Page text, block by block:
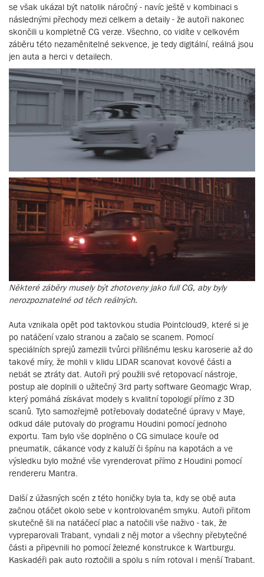
se však ukázal být natolik náročný - navíc ještě v kombinaci s
následnými přechody mezi celkem a detaily - že autoři nakonec
skončili u kompletně CG verze. Všechno, co vidíte v celkovém
záběru této nezaměnitelné sekvence, je tedy digitální, reálná jsou
jen auta a herci v detailech.
Některé záběry musely být zhotoveny jako full CG, aby byly
nerozpoznatelné od těch reálných.
Auta vznikala opět pod taktovkou studia Pointcloud9, které si je
po natáčení vzalo stranou a začalo se scanem. Pomocí
speciálních sprejů zamezili tvůrci přílišnému lesku karoserie až do
takové míry, že mohli v klidu LIDAR scanovat kovové části a
nebát se ztráty dat. Autoři prý použili své retopovací nástroje,
postup ale doplnili o užitečný 3rd party software Geomagic Wrap,
který pomáhá získávat modely s kvalitní topologií přímo z 3D
scanů. Tyto samozřejmě potřebovaly dodatečné úpravy v Maye,
odkud dále putovaly do programu Houdini pomocí jednoho
exportu. Tam bylo vše doplněno o CG simulace kouře od
pneumatik, cákance vody z kaluží či špínu na kapotách a ve
výsledku bylo možné vše vyrenderovat přímo z Houdini pomocí
rendereru Mantra.
Další z úžasných scén z této honičky byla ta, kdy se obě auta
začnou otáčet okolo sebe v kontrolovaném smyku. Autoři přitom
skutečně šli na natáčecí plac a natočili vše naživo - tak, že
vypreparovali Trabant, vyndali z něj motor a všechny přebytečné
části a připevnili ho pomocí železné konstrukce k Wartburgu.
Kaskadéři pak auto roztočili a spolu s ním rotoval i menší Trabant.